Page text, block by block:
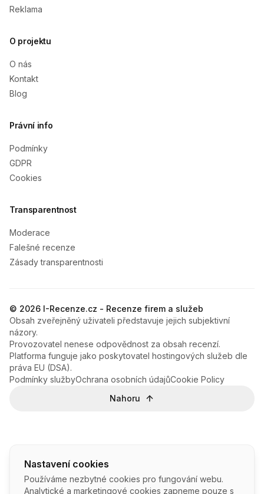
Nastavení cookies
Používáme nezbytné cookies pro fungování webu.
Analytické a marketingové cookies zapneme pouze s
Reklama
O projektu
O nás
Kontakt
Blog
Právní info
Podmínky
GDPR
Cookies
Transparentnost
Moderace
Falešné recenze
Zásady transparentnosti
© 2026 I-Recenze.cz - Recenze firem a služeb
Obsah zveřejněný uživateli představuje jejich subjektivní
názory.
Provozovatel nenese odpovědnost za obsah recenzí.
Platforma funguje jako poskytovatel hostingových služeb dle
práva EU (DSA).
Podmínky službyOchrana osobních údajůCookie Policy
Nahoru